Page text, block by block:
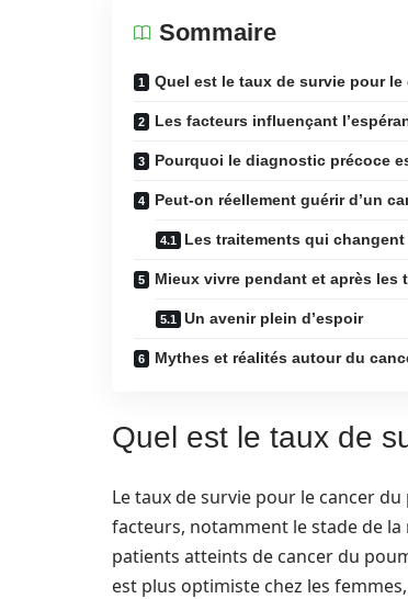
Sommaire
Quel est le taux de survie pour
Les facteurs influençant
Pourquoi le diagnostic précoce
Peut-on réellement guérir d’un
Les traitements qui
Mieux vivre pendant et après les
Un avenir plein d’espoir
Mythes et réalités autour du
Quel est le taux de
Le taux de survie pour le cancer
facteurs, notamment le stade de
patients atteints de cancer du
est plus optimiste chez les